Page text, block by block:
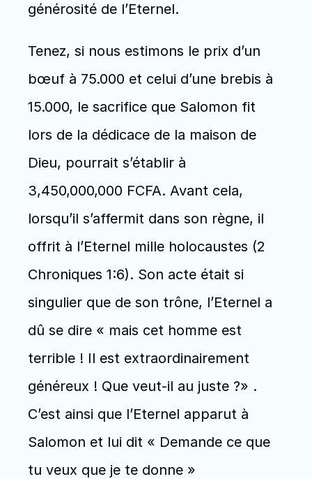
générosité de l’Eternel.
Tenez, si nous estimons le prix d’un
bœuf à 75.000 et celui d’une brebis à
15.000, le sacrifice que Salomon fit
lors de la dédicace de la maison de
Dieu, pourrait s’établir à
3,450,000,000 FCFA. Avant cela,
lorsqu’il s’affermit dans son règne, il
offrit à l’Eternel mille holocaustes (2
Chroniques 1:6). Son acte était si
singulier que de son trône, l’Eternel a
dû se dire « mais cet homme est
terrible ! Il est extraordinairement
généreux ! Que veut-il au juste ?» .
C’est ainsi que l’Eternel apparut à
Salomon et lui dit « Demande ce que
tu veux que je te donne »